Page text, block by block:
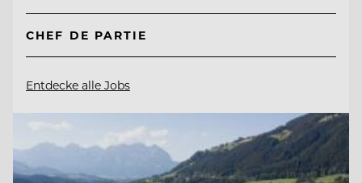
CHEF DE PARTIE
Entdecke alle Jobs